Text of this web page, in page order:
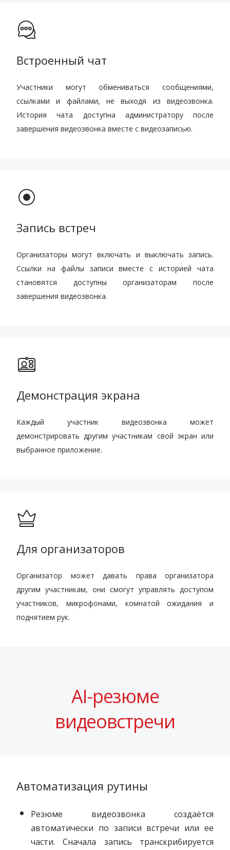
Встроенный чат
Участники могут обмениваться сообщениями,
ссылками и файлами, не выходя из видеозвонка.
История чата доступна администратору после
завершения видеозвонка вместе с видеозаписью.
Запись встреч
Организаторы могут включать и выключать запись.
Ссылки на файлы записи вместе с историей чата
становятся доступны организаторам после
завершения видеозвонка.
Демонстрация экрана
Каждый участник видеозвонка может
демонстрировать другим участникам свой экран или
выбранное приложение.
Для организаторов
Организатор может давать права организатора
другим участникам, они смогут управлять доступом
участников, микрофонами, комнатой ожидания и
поднятием рук.
AI-резюме
видеовстречи
Автоматизация рутины
Резюме видеозвонка создаётся
автоматически по записи встречи или ее
части. Сначала запись транскрибируется